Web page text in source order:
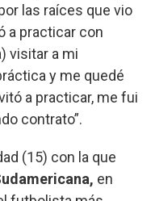
las raíces que vio
a practicar con
visitar a mi
y me quedé
a practicar, me fui
contrato”.
(15) con la que
en